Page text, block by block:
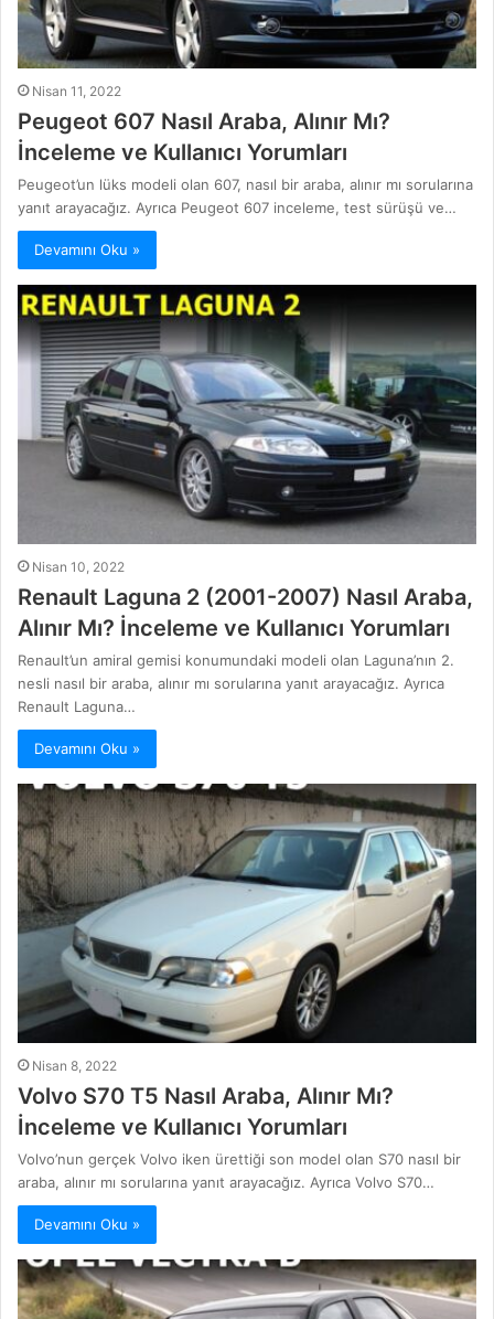
Nisan 11, 2022
Peugeot 607 Nasıl Araba, Alınır Mı?
İnceleme ve Kullanıcı Yorumları
Peugeot’un lüks modeli olan 607, nasıl bir araba, alınır mı sorularına
yanıt arayacağız. Ayrıca Peugeot 607 inceleme, test sürüşü ve…
Devamını Oku »
Nisan 10, 2022
Renault Laguna 2 (2001-2007) Nasıl Araba,
Alınır Mı? İnceleme ve Kullanıcı Yorumları
Renault’un amiral gemisi konumundaki modeli olan Laguna’nın 2.
nesli nasıl bir araba, alınır mı sorularına yanıt arayacağız. Ayrıca
Renault Laguna…
Devamını Oku »
Nisan 8, 2022
Volvo S70 T5 Nasıl Araba, Alınır Mı?
İnceleme ve Kullanıcı Yorumları
Volvo’nun gerçek Volvo iken ürettiği son model olan S70 nasıl bir
araba, alınır mı sorularına yanıt arayacağız. Ayrıca Volvo S70…
Devamını Oku »